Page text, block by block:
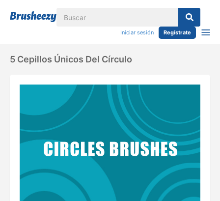
Iniciar sesión Regístrate
5 Cepillos Únicos Del Círculo